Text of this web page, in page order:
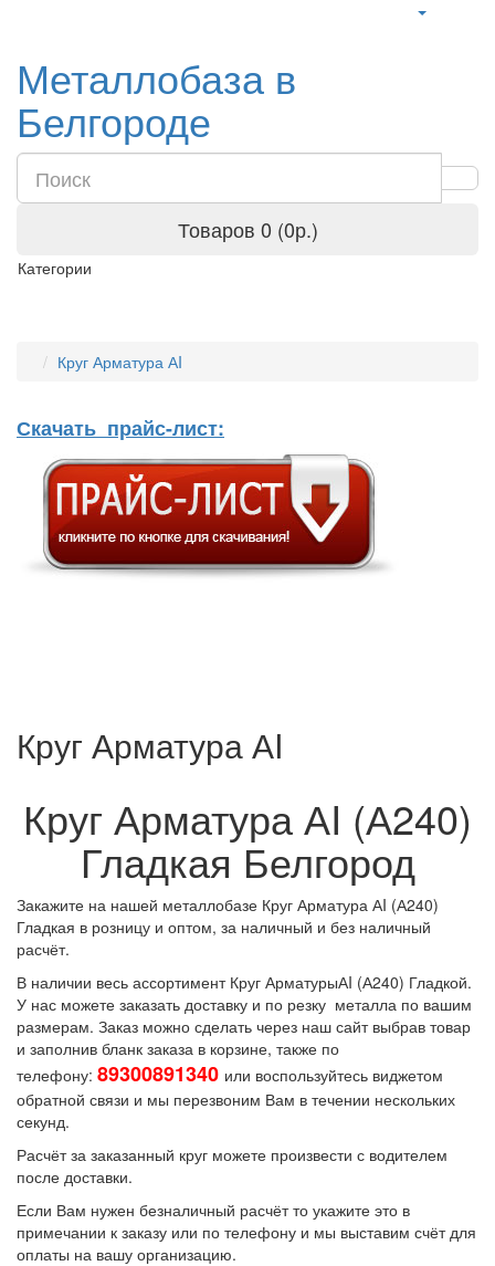
Металлобаза в
Белгороде
Товаров 0 (0р.)
Категории
Круг Арматура АI
Скачать прайс-лист:
Круг Арматура АI
Круг Арматура АI (А240)
Гладкая Белгород
Закажите на нашей металлобазе Круг Арматура АI (А240)
Гладкая в розницу и оптом, за наличный и без наличный
расчёт.
В наличии весь ассортимент Круг АрматурыАI (А240) Гладкой.
У нас можете заказать доставку и по резку металла по вашим
размерам. Заказ можно сделать через наш сайт выбрав товар
и заполнив бланк заказа в корзине, также по
телефону: 89300891340 или воспользуйтесь виджетом
обратной связи и мы перезвоним Вам в течении нескольких
секунд.
Расчёт за заказанный круг можете произвести с водителем
после доставки.
Если Вам нужен безналичный расчёт то укажите это в
примечании к заказу или по телефону и мы выставим счёт для
оплаты на вашу организацию.